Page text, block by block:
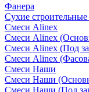
Фанера
Сухие строительные
Смеси Alinex
Смеси Alinex
Смеси Alinex (Под
Смеси Alinex
Смеси Наши
Смеси Наши
Смеси Наши (Под